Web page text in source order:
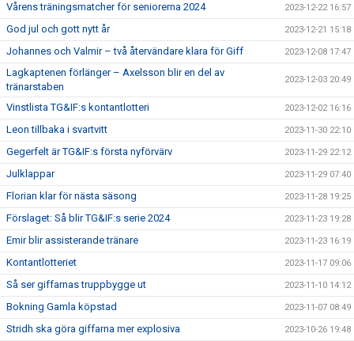
Vårens träningsmatcher för seniorerna 2024 2023-12-22 16:57
God jul och gott nytt år 2023-12-21 15:18
Johannes och Valmir – två återvändare klara för Giff 2023-12-08 17:47
Lagkaptenen förlänger – Axelsson blir en del av
tränarstaben
2023-12-03 20:49
Vinstlista TG&IF:s kontantlotteri 2023-12-02 16:16
Leon tillbaka i svartvitt 2023-11-30 22:10
Gegerfelt är TG&IF:s första nyförvärv 2023-11-29 22:12
Julklappar 2023-11-29 07:40
Florian klar för nästa säsong 2023-11-28 19:25
Förslaget: Så blir TG&IF:s serie 2024 2023-11-23 19:28
Emir blir assisterande tränare 2023-11-23 16:19
Kontantlotteriet 2023-11-17 09:06
Så ser giffarnas truppbygge ut 2023-11-10 14:12
Bokning Gamla köpstad 2023-11-07 08:49
Stridh ska göra giffarna mer explosiva 2023-10-26 19:48